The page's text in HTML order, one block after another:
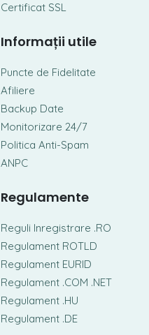
Certificat SSL
Informații utile
Puncte de Fidelitate
Afiliere
Backup Date
Monitorizare 24/7
Politica Anti-Spam
ANPC
Regulamente
Reguli Inregistrare .RO
Regulament ROTLD
Regulament EURID
Regulament .COM .NET
Regulament .HU
Regulament .DE